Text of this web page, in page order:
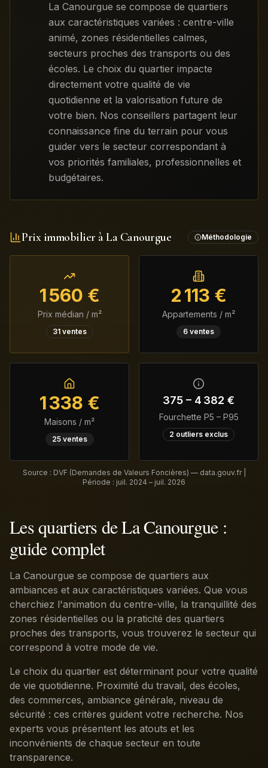
La Canourgue se compose de quartiers
aux caractéristiques variées : centre-ville
animé, zones résidentielles calmes,
secteurs proches des transports ou des
écoles. Le choix du quartier impacte
directement votre qualité de vie
quotidienne et la valorisation future de
votre bien. Nos conseillers partagent leur
connaissance fine du terrain pour vous
guider vers le secteur correspondant à
vos priorités familiales, professionnelles et
budgétaires.
Prix immobilier à La Canourgue Méthodologie
1 560 €
Prix médian / m²
31ventes
2 113 €
Appartements / m²
6 ventes
1 338 €
Maisons / m²
25ventes
375 – 4 382 €
Fourchette P5 – P95
2 outliers exclus
Source : DVF (Demandes de Valeurs Foncières) — data.gouv.fr |
Période : juil. 2024 – juil. 2026
Les quartiers de La Canourgue :
guide complet
La Canourgue se compose de quartiers aux
ambiances et aux caractéristiques variées. Que vous
cherchiez l'animation du centre-ville, la tranquillité des
zones résidentielles ou la praticité des quartiers
proches des transports, vous trouverez le secteur qui
correspond à votre mode de vie.
Le choix du quartier est déterminant pour votre qualité
de vie quotidienne. Proximité du travail, des écoles,
des commerces, ambiance générale, niveau de
sécurité : ces critères guident votre recherche. Nos
experts vous présentent les atouts et les
inconvénients de chaque secteur en toute
transparence.